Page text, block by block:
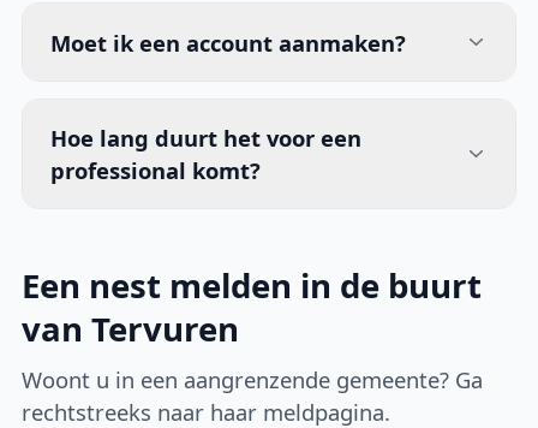
Moet ik een account aanmaken?
Hoe lang duurt het voor een
professional komt?
Een nest melden in de buurt
van Tervuren
Woont u in een aangrenzende gemeente? Ga
rechtstreeks naar haar meldpagina.